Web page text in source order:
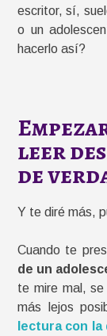
escritor, sí,
o un
hacerlo así?
leer
de
Y te diré más,
Cuando te
de un
te mire mal,
más lejos
lectura con